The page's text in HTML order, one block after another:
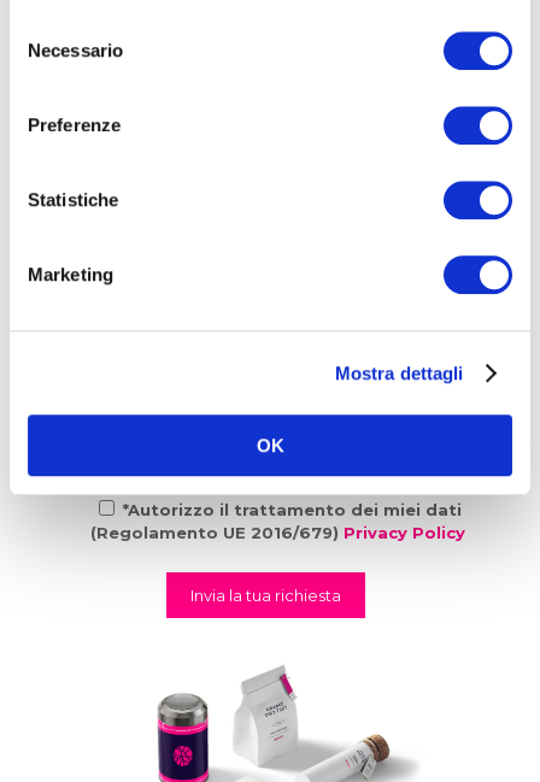
delNecessario
Preferenze
Statistiche
Marketing
Mostra dettagli
OK
Oggetto promozionale da personalizzare
*Autorizzo il trattamento dei miei dati
(Regolamento UE 2016/679) Privacy Policy